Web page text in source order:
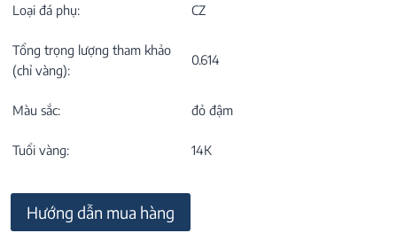
Loại đá phụ: CZ
Tổng trọng lượng tham khảo
(chỉ vàng):
0.614
Màu sắc: đỏ đậm
Tuổi vàng: 14K
Hướng dẫn mua hàng